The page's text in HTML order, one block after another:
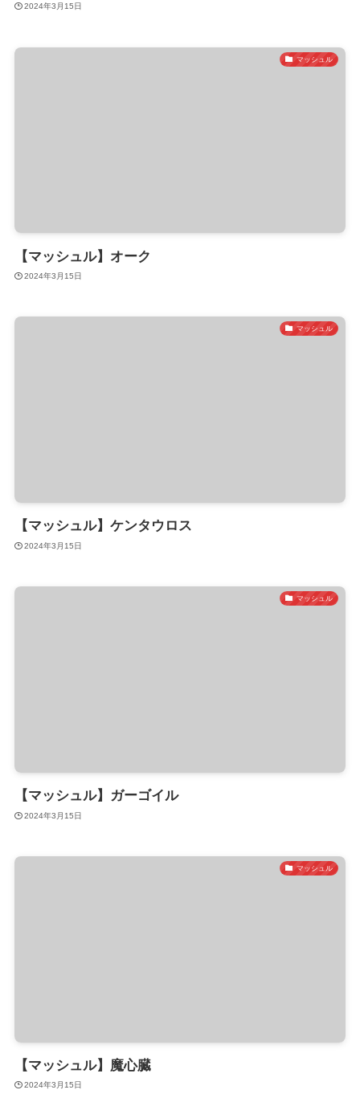
2024年3月15日
マッシュル
【マッシュル】オーク
2024年3月15日
マッシュル
【マッシュル】ケンタウロス
2024年3月15日
マッシュル
【マッシュル】ガーゴイル
2024年3月15日
マッシュル
【マッシュル】魔心臓
2024年3月15日